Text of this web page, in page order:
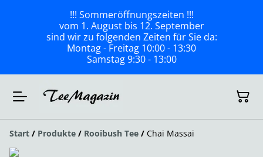
!!! Sommeröffnungszeiten !!!
vom 1. August bis 12. September
sind wir zu folgenden Zeiten für Sie da:
Montag - Freitag 10:00 - 13:30
Samstag 9:30 - 13:00
Start / Produkte / Rooibush Tee / Chai Massai